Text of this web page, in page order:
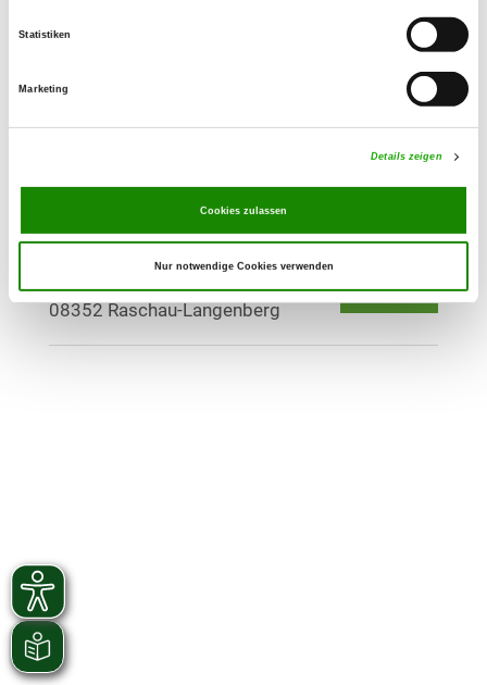
Statistiken
Marketing
Details zeigen
Cookies zulassen
Nur notwendige Cookies verwenden
Details
09573 Augustusburg-
OG - Zwönitz
08297 Zwönitz
OG - Raschau-Langenberg e.V.
Details
Sportweg 15
08352 Raschau-Langenberg